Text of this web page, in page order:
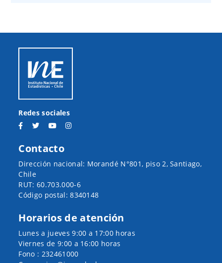
Redes sociales
Contacto
Dirección nacional: Morandé N°801, piso 2, Santiago,
Chile
RUT: 60.703.000-6
Código postal: 8340148
Horarios de atención
Lunes a jueves 9:00 a 17:00 horas
Viernes de 9:00 a 16:00 horas
Fono : 232461000